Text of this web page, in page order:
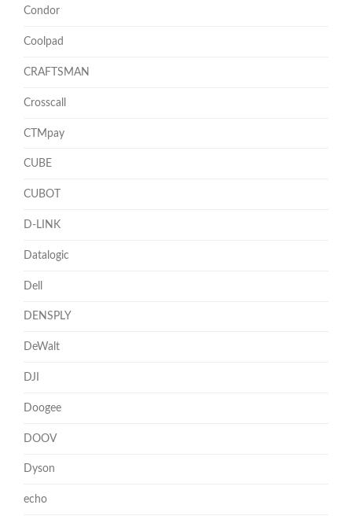
Condor
Coolpad
CRAFTSMAN
Crosscall
CTMpay
CUBE
CUBOT
D-LINK
Datalogic
Dell
DENSPLY
DeWalt
DJI
Doogee
DOOV
Dyson
echo